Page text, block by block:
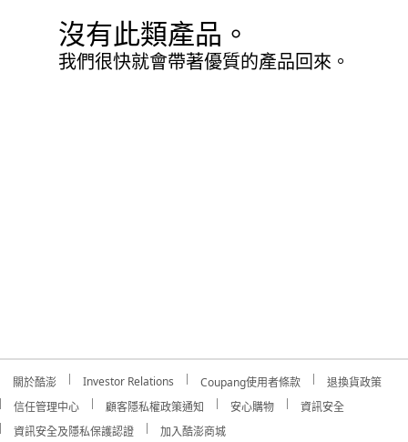
沒有此類產品。
我們很快就會帶著優質的產品回來。
關於酷澎 Investor Relations Coupang使用者條款
退換貨政策
信任管理中心
顧客隱私權政策通知 安心購物
資訊安全
資訊安全及隱私保護認證
加入酷澎商城